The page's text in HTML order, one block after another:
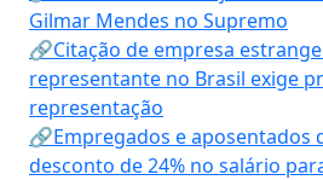
Gilmar Mendes no Supremo
🔗Citação de empresa
representante no Brasil exige
representação
🔗Empregados e aposentados
desconto de 24% no salário